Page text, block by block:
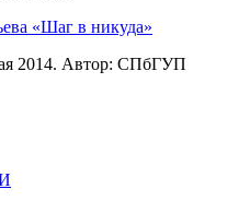
«Шаг в никуда»
2014. Автор: СПбГУП